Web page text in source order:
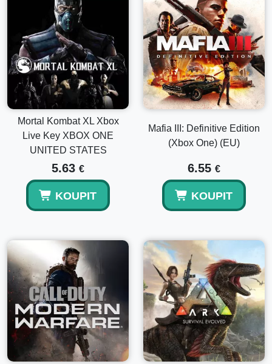
Mortal Kombat XL Xbox
Live Key XBOX ONE
UNITED STATES
5.63 €
KOUPIT
Mafia III: Definitive Edition
(Xbox One) (EU)
6.55 €
KOUPIT